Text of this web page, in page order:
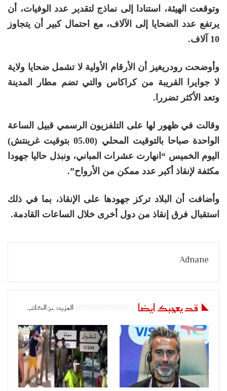
وتوقعت الهيئة، استنادا إلى نماذج لتقدير عدد الوفيات، أن
يرتفع عدد الضحايا إلى الآلاف، مع احتمال كبير أن يتجاوز
10 آلاف.
وأوضحت رودريغيز أن الأرقام الأولية لا تشمل ضحايا ولاية
لا جوايرا القريبة من كراكاس والتي تضم مطار المدينة
وتعد الأكثر تضررا.
وقالت في ظهور لها على التلفزيون الرسمي قبيل الساعة
الواحدة صباحا بالتوقيت المحلي (05.00 بتوقيت غرينتش)
اليوم الخميس “انهارت عشرات المباني، ونبذل حاليا جهودا
مكثفة لإنقاذ أكبر عدد ممكن من الأرواح”.
وأضافت أن البلاد تركز جهودها على الإنقاذ، بما في ذلك
استقبال فرق إنقاذ من دول أخرى خلال الساعات القادمة.
Adnane
قد يعجبك ايضا المزيد عن الكاتب